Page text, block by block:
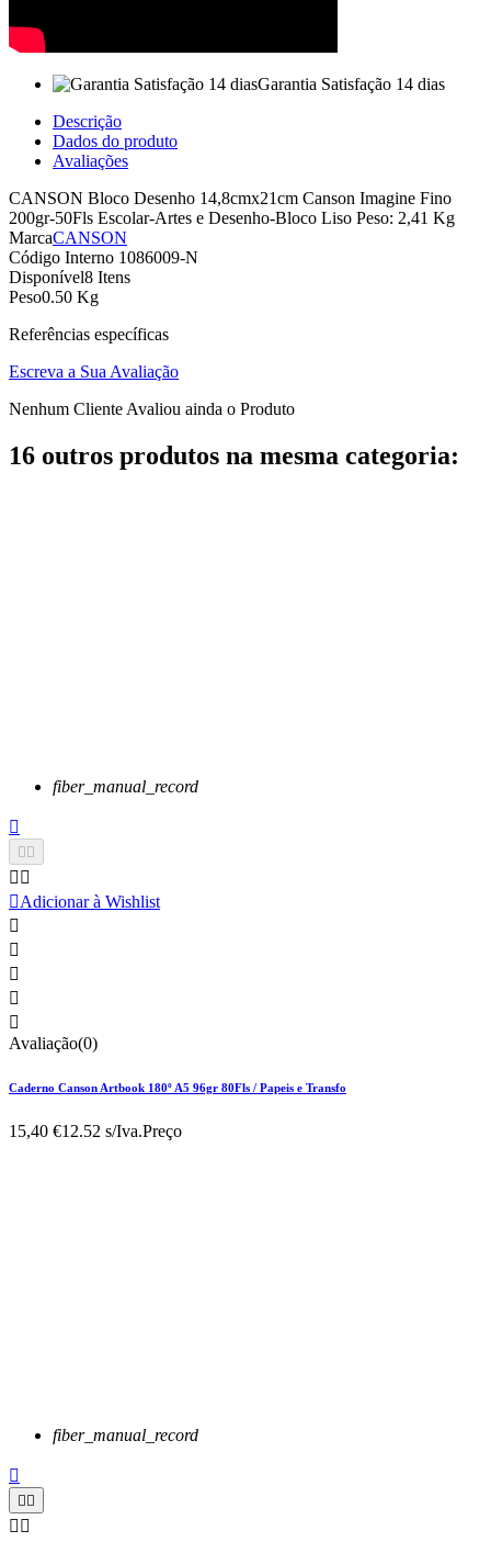
Garantia Satisfação 14 dias
Descrição
Dados do produto
Avaliações
CANSON Bloco Desenho 14,8cmx21cm Canson Imagine Fino
200gr-50Fls Escolar-Artes e Desenho-Bloco Liso Peso: 2,41 Kg
MarcaCANSON
Código Interno 1086009-N
Disponível8 Itens
Peso0.50 Kg
Referências específicas
Escreva a Sua Avaliação
Nenhum Cliente Avaliou ainda o Produto
16 outros produtos na mesma categoria:
fiber_manual_record

 
 
Adicionar à Wishlist





Avaliação(0)
Caderno Canson Artbook 180º A5 96gr 80Fls / Papeis e Transfo
15,40 €12.52 s/Iva.Preço
fiber_manual_record

 
 